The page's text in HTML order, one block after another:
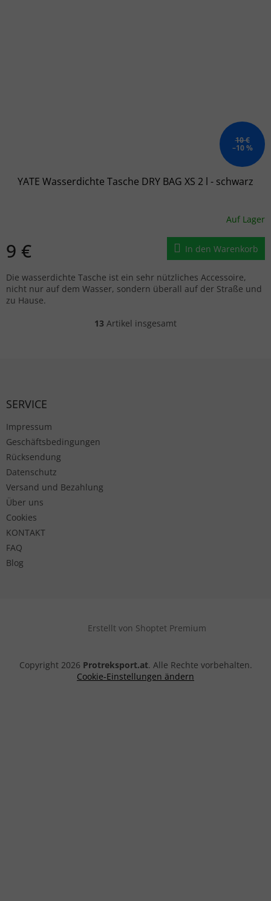
10 €
–10 %
YATE Wasserdichte Tasche DRY BAG XS 2 l - schwarz
Auf Lager
9 € In den Warenkorb
Die wasserdichte Tasche ist ein sehr nützliches Accessoire,
nicht nur auf dem Wasser, sondern überall auf der Straße und
zu Hause.
Steuerelemente der Liste
13 Artikel insgesamt
SERVICE
Impressum
Geschäftsbedingungen
Rücksendung
Datenschutz
Versand und Bezahlung
Über uns
Cookies
KONTAKT
FAQ
Blog
Erstellt von Shoptet Premium
Copyright 2026 Protreksport.at. Alle Rechte vorbehalten.
Cookie-Einstellungen ändern